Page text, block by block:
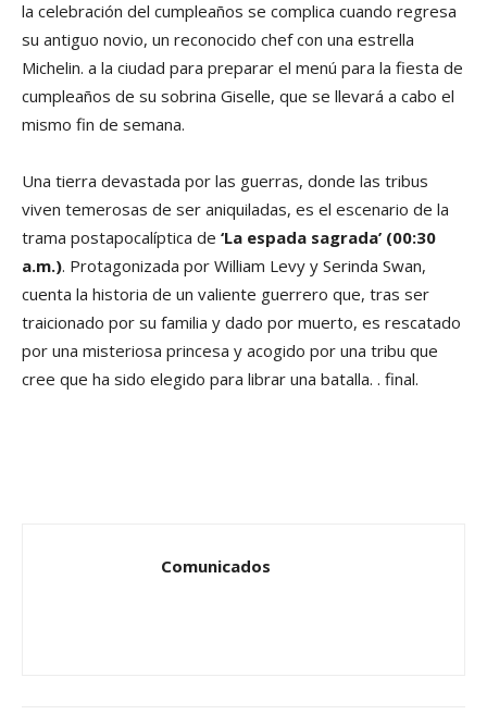
la celebración del cumpleaños se complica cuando regresa
su antiguo novio, un reconocido chef con una estrella
Michelin. a la ciudad para preparar el menú para la fiesta de
cumpleaños de su sobrina Giselle, que se llevará a cabo el
mismo fin de semana.
Una tierra devastada por las guerras, donde las tribus
viven temerosas de ser aniquiladas, es el escenario de la
trama postapocalíptica de ‘La espada sagrada’ (00:30
a.m.). Protagonizada por William Levy y Serinda Swan,
cuenta la historia de un valiente guerrero que, tras ser
traicionado por su familia y dado por muerto, es rescatado
por una misteriosa princesa y acogido por una tribu que
cree que ha sido elegido para librar una batalla. . final.
Comunicados